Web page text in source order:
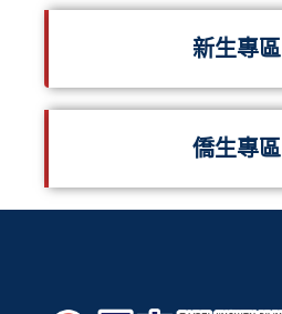
新生專區
僑生專區